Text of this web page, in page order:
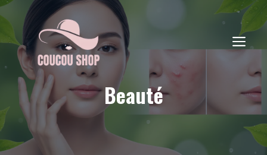
Aller
au
contenu
Beauté